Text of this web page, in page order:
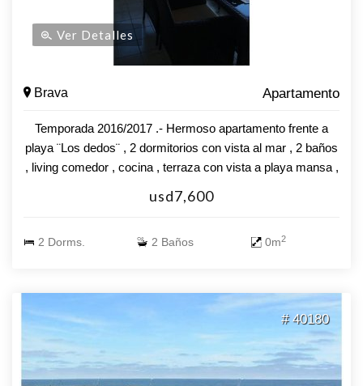
Ver Detalles
Brava Apartamento
Temporada 2016/2017 .- Hermoso apartamento frente a
playa ¨Los dedos¨ , 2 dormitorios con vista al mar , 2 baños
, living comedor , cocina , terraza con vista a playa mansa ,
yacuzi , gimnasio , sauna , wiffi , consulte !!!!!
usd7,600
2 Dorms. 2 Baños 0m2
# 40180